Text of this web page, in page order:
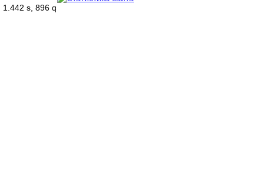
1.442 s, 896 q